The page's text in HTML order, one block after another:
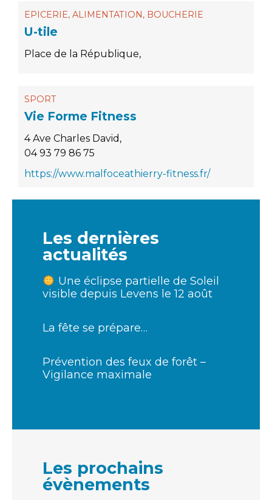
EPICERIE, ALIMENTATION, BOUCHERIE
U-tile
Place de la République,
SPORT
Vie Forme Fitness
4 Ave Charles David,
04 93 79 86 75
https://www.malfoceathierry-fitness.fr/
Les dernières
actualités
Une éclipse partielle de Soleil
visible depuis Levens le 12 août
La fête se prépare…
Prévention des feux de forêt –
Vigilance maximale
Les prochains
évènements